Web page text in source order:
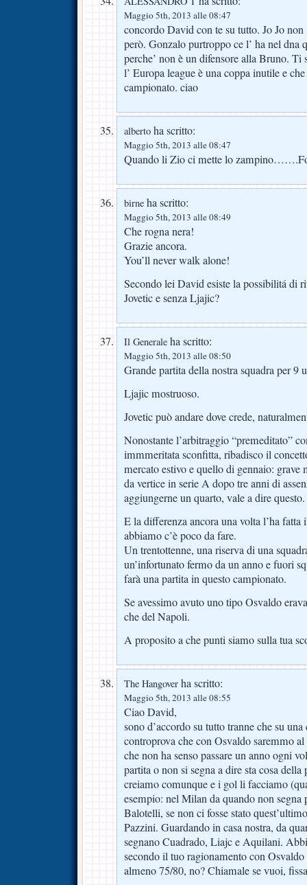
Maggio 5th, 2013 alle 08:47
concordo David con te su tutto. Jo Jo
però. Gonzalo purtroppo ce l’ ha nel dna
perche’ non è un difensore alla Bruno. Ti
l’ Europa league è una coppa inutile e
campionato. ciao
alberto ha scritto:
Maggio 5th, 2013 alle 08:47
Quando li Zio ci mette lo
birne ha scritto:
Maggio 5th, 2013 alle 08:49
Che rogna nera!
Grazie ancora.
You’ll never walk alone!
Secondo lei David esiste la possibilitá di
Jovetic e senza Ljajic?
Il Generale ha scritto:
Maggio 5th, 2013 alle 08:50
Grande partita della nostra squadra per 9
Ljajic mostruoso.
Jovetic può andare dove crede,
Nonostante l’arbitraggio “premeditato”
immmeritata sconfitta, ribadisco il
mercato estivo e quello di gennaio: grave
da vertice in serie A dopo tre anni di
aggiungerne un quarto, vale a dire questo.
E la differenza ancora una volta l’ha
abbiamo c’è poco da fare.
Un trentottenne, una riserva di una
un’infortunato fermo da un anno e fuori
farà una partita in questo campionato.
Se avessimo avuto uno tipo Osvaldo
che del Napoli.
A proposito a che punti siamo sulla tua
The Hangover ha scritto:
Maggio 5th, 2013 alle 08:55
Ciao David,
sono d’accordo su tutto tranne che su una
controprova che con Osvaldo saremmo
che non ha senso passare un anno ogni
partita o non si segna a dire sta cosa
creiamo comunque e i gol li facciamo
esempio: nel Milan da quando non segna
Balotelli, se non ci fosse stato
Pazzini. Guardando in casa nostra, da
segnano Cuadrado, Liajc e Aquilani.
secondo il tuo ragionamento con
almeno 75/80, no? Chiamale se vuoi,